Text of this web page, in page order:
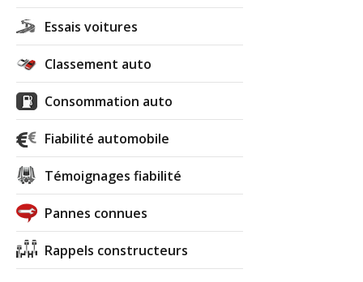
Essais voitures
Classement auto
Consommation auto
Fiabilité automobile
Témoignages fiabilité
Pannes connues
Rappels constructeurs